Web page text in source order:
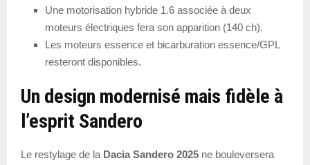
Une motorisation hybride 1.6 associée à deux
moteurs électriques fera son apparition (140 ch).
Les moteurs essence et bicarburation essence/GPL
resteront disponibles.
Un design modernisé mais fidèle à
l’esprit Sandero
Le restylage de la Dacia Sandero 2025 ne bouleversera